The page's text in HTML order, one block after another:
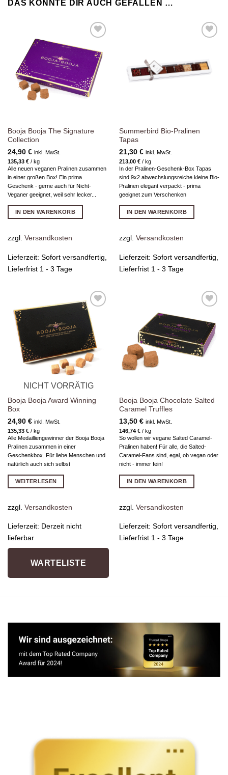
DAS KÖNNTE DIR AUCH GEFALLEN …
Wunschliste
hinzufügen
Booja Booja The Signature
Collection
24,90 € inkl. MwSt.
135,33 €/ kg
Alle neuen veganen Pralinen zusammen
in einer großen Box! Ein prima
Geschenk - gerne auch für Nicht-
Veganer geeignet, weil sehr lecker...
IN DEN WARENKORB
zzgl. Versandkosten
Lieferzeit: Sofort versandfertig,
Lieferfrist 1 - 3 Tage
Summerbird Bio-Pralinen
Tapas
21,30 € inkl. MwSt.
213,00 €/ kg
In der Pralinen-Geschenk-Box Tapas
sind 9x2 abwechslungsreiche kleine Bio-
Pralinen elegant verpackt - prima
geeignet zum Verschenken
IN DEN WARENKORB
zzgl. Versandkosten
Lieferzeit: Sofort versandfertig,
Lieferfrist 1 - 3 Tage
Zur
Wunschliste
hinzufügen
NICHT VORRÄTIG
Booja Booja Award Winning
Box
24,90 € inkl. MwSt.
135,33 €/ kg
Alle Medailliengewinner der Booja Booja
Pralinen zusammen in einer
Geschenkbox. Für liebe Menschen und
natürlich auch sich selbst
WEITERLESEN
zzgl. Versandkosten
Lieferzeit: Derzeit nicht
lieferbar
WARTELISTE
Wunschliste
hinzufügen
Booja Booja Chocolate Salted
Caramel Truffles
13,50 € inkl. MwSt.
146,74 €/ kg
So wollen wir vegane Salted Caramel-
Pralinen haben! Für alle, die Salted-
Caramel-Fans sind, egal, ob vegan oder
nicht - immer fein!
IN DEN WARENKORB
zzgl. Versandkosten
Lieferzeit: Sofort versandfertig,
Lieferfrist 1 - 3 Tage